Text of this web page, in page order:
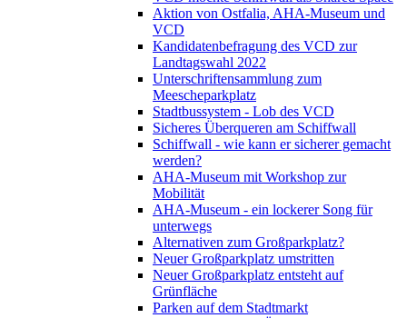
Aktion von Ostfalia, AHA-Museum und
VCD
Kandidatenbefragung des VCD zur
Landtagswahl 2022
Unterschriftensammlung zum
Meescheparkplatz
Stadtbussystem - Lob des VCD
Sicheres Überqueren am Schiffwall
Schiffwall - wie kann er sicherer gemacht
werden?
AHA-Museum mit Workshop zur
Mobilität
AHA-Museum - ein lockerer Song für
unterwegs
Alternativen zum Großparkplatz?
Neuer Großparkplatz umstritten
Neuer Großparkplatz entsteht auf
Grünfläche
Parken auf dem Stadtmarkt